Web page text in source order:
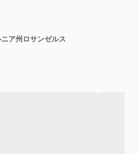
ア州ロサンゼルス